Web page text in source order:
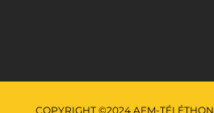
COPYRIGHT ©2024 AFM-TÉLÉTHON